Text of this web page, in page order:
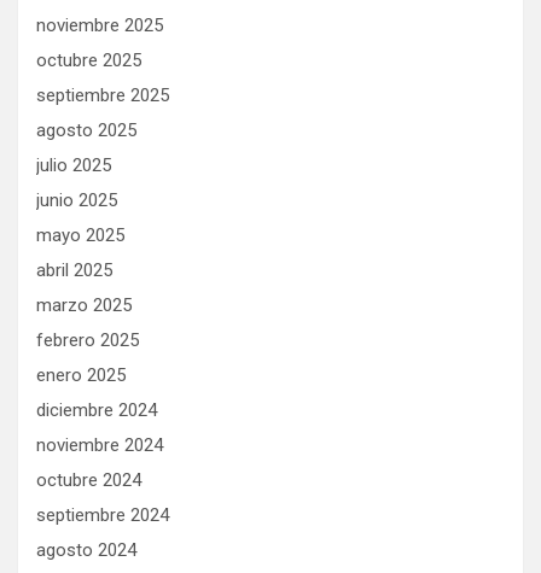
noviembre 2025
octubre 2025
septiembre 2025
agosto 2025
julio 2025
junio 2025
mayo 2025
abril 2025
marzo 2025
febrero 2025
enero 2025
diciembre 2024
noviembre 2024
octubre 2024
septiembre 2024
agosto 2024